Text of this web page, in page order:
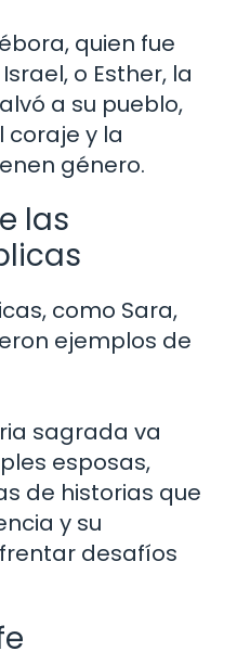
quien fue
o Esther, la
a su pueblo,
y la
género.
las
como Sara,
ejemplos de
sagrada va
esposas,
de historias que
y su
desafíos